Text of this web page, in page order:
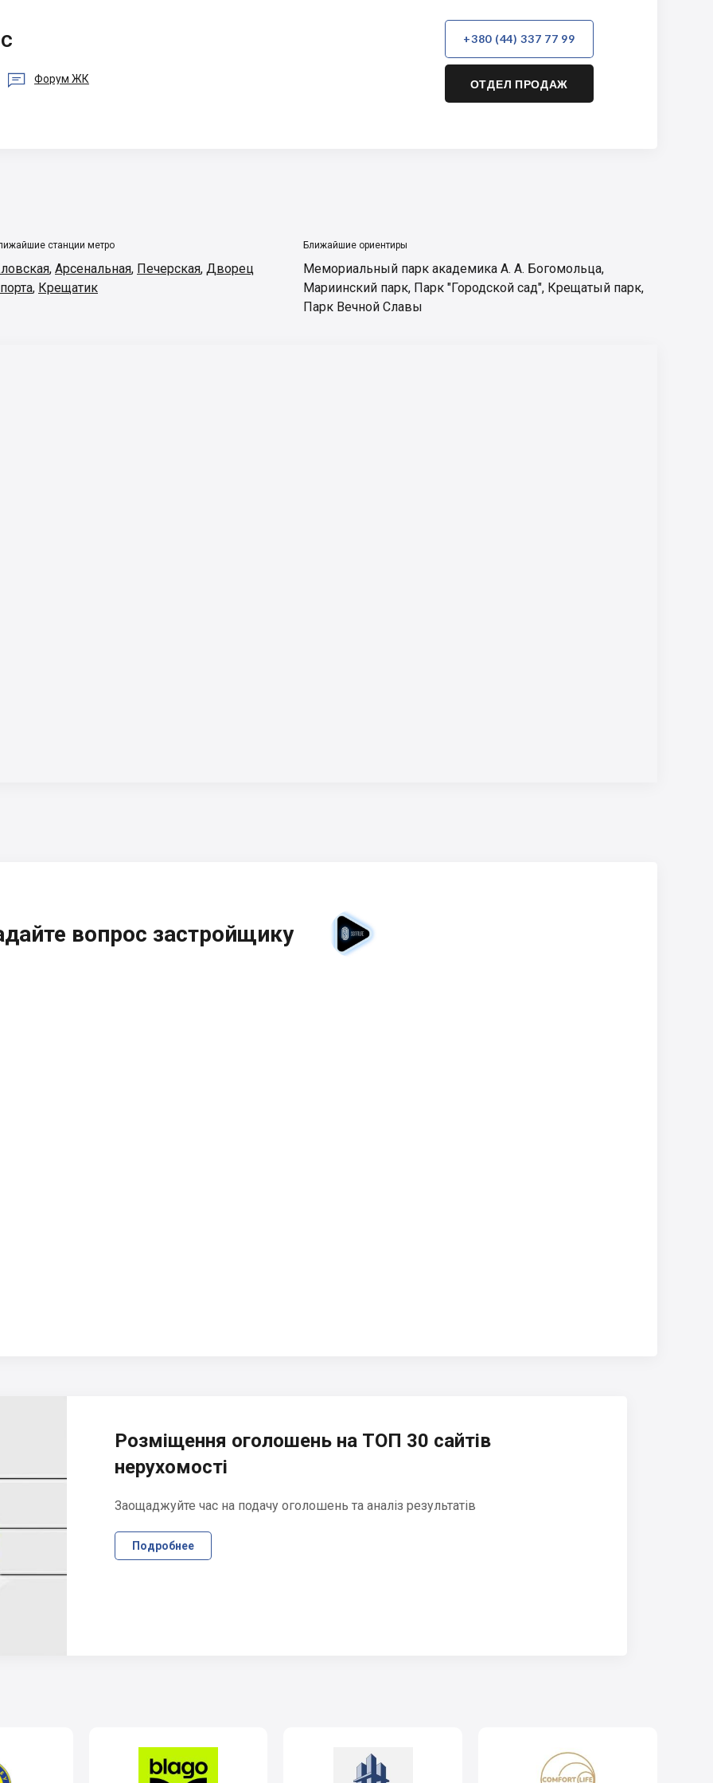
 Форум ЖК
+380 (44) 337 77 99
ОТДЕЛ ПРОДАЖ
станции метро
, Арсенальная, Печерская, Дворец
, Крещатик
Ближайшие ориентиры
Мемориальный парк академика А. А. Богомольца,
Мариинский парк, Парк "Городской сад", Крещатый парк,
Парк Вечной Славы
вопрос застройщику
Розміщення оголошень на ТОП 30 сайтів
нерухомості
Заощаджуйте час на подачу оголошень та аналіз результатів
Подробнее